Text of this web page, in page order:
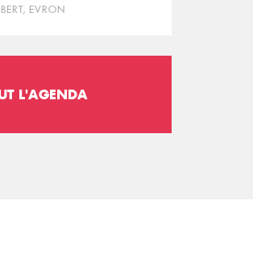
EVRON
L'AGENDA